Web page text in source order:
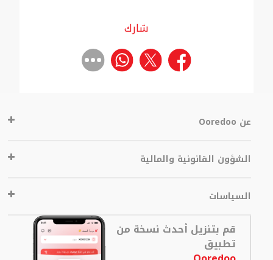
شارك
عن Ooredoo
الشؤون القانونية والمالية
السياسات
قم بتنزيل أحدث نسخة من
تطبيق